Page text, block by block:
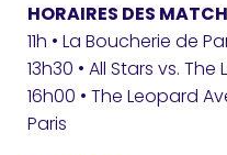
HORAIRES DES
11h • La Boucherie de
13h30 • All Stars vs.
16h00 • The Leopard
Paris